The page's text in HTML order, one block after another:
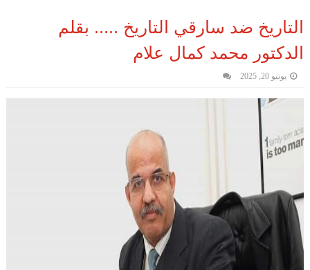
التاريخ ضد سارقي التاريخ ..... بقلم
الدكتور محمد كمال علام
يونيو 20, 2025